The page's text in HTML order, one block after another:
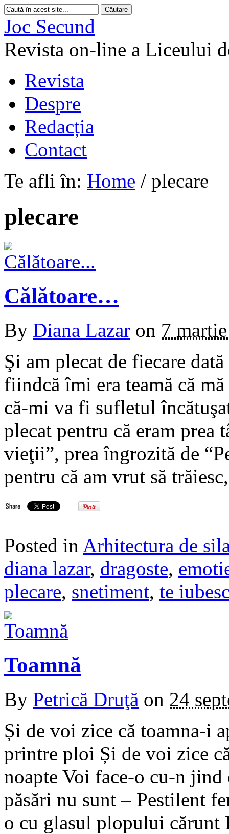
Joc Secund
Revista on-line a Liceului
Revista
Despre
Redacția
Contact
Te afli în: Home / plecare
plecare
Călătoare…
By Diana Lazar on 7
Şi am plecat de fiecare
fiindcă îmi era teamă că
că-mi va fi sufletul
plecat pentru că eram prea
vieţii”, prea îngrozită de
pentru că am vrut să
Posted in Arhitectura de
diana lazar, dragoste,
plecare, snetiment, te
Toamnă
By Petrică Druţă on 24
Și de voi zice că toamna-i
printre ploi Și de voi zice
noapte Voi face-o cu-n
păsări nu sunt – Pestilent
o cu glasul plopului